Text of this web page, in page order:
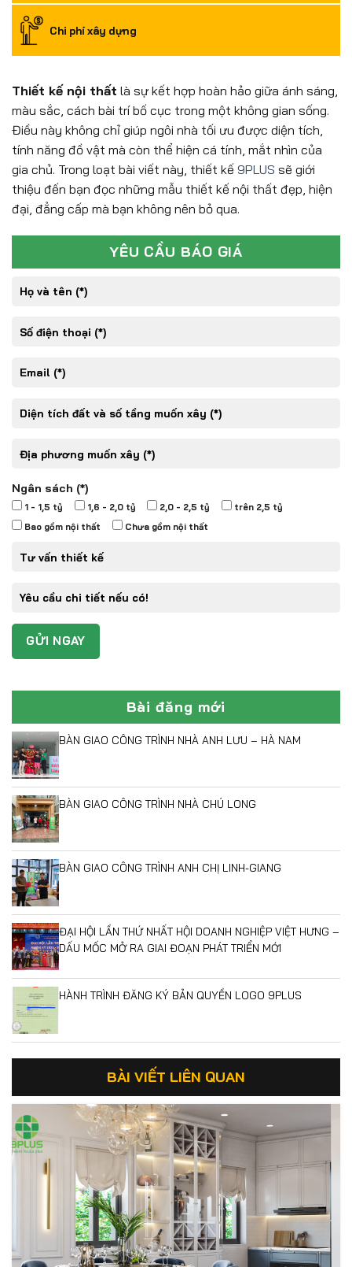
Chi phí xây dựng
Thiết kế nội thất là sự kết hợp hoàn hảo giữa ánh sáng,
màu sắc, cách bài trí bố cục trong một không gian sống.
Điều này không chỉ giúp ngôi nhà tối ưu được diện tích,
tính năng đồ vật mà còn thể hiện cá tính, mắt nhìn của
gia chủ. Trong loạt bài viết này, thiết kế 9PLUS sẽ giới
thiệu đến bạn đọc những mẫu thiết kế nội thất đẹp, hiện
đại, đẳng cấp mà bạn không nên bỏ qua.
YÊU CẦU BÁO GIÁ
Ngân sách (*)
1 - 1,5 tỷ 1,6 - 2,0 tỷ 2,0 - 2,5 tỷ
trên 2,5 tỷ
Bao gồm nội thất
Chưa gồm nội thất
Bài đăng mới
BÀN GIAO CÔNG TRÌNH NHÀ ANH LƯU – HÀ NAM
BÀN GIAO CÔNG TRÌNH NHÀ CHÚ LONG
BÀN GIAO CÔNG TRÌNH ANH CHỊ LINH-GIANG
ĐẠI HỘI LẦN THỨ NHẤT HỘI DOANH NGHIỆP VIỆT HƯNG –
DẤU MỐC MỞ RA GIAI ĐOẠN PHÁT TRIỂN MỚI
HÀNH TRÌNH ĐĂNG KÝ BẢN QUYỀN LOGO 9PLUS
BÀI VIẾT LIÊN QUAN